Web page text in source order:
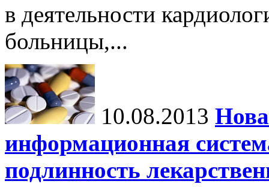
в деятельности
больницы,...
10.08.2013
информационная
подлинность